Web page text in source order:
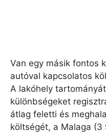
Van egy másik fontos
autóval kapcsolatos
A lakóhely
különbségeket
átlag feletti és
költségét, a Malaga (3